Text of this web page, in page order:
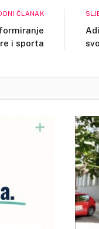
ČLANAK
i sporta